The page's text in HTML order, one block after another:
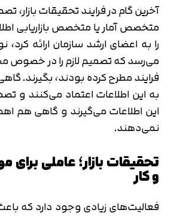
آخرین گام در فرایند تحقیقات
متخصص آمار یا متخصص بازاریابی
را به اعضای ارشد سازمان ارائه
می‌رسد که تصمیم لازم را در خصوص
فرایند مطرح کرده بودند، بگیرند.
به این اطلاعات اعتماد می‌کنند و
این اطلاعات می‌گیرند و گاهی هم
نمی‌دهند.
تحقیقات بازار؛ عاملی
و کار
فعالیت‌های زیادی وجود دارد که